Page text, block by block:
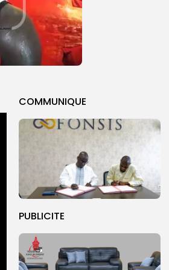
COMMUNIQUE
PUBLICITE